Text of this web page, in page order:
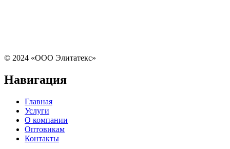
© 2024 «ООО Элитатекс»
Навигация
Главная
Услуги
О компании
Оптовикам
Контакты